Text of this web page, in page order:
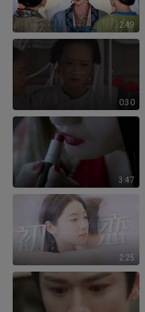
2:49
0:30
3:47
2:25